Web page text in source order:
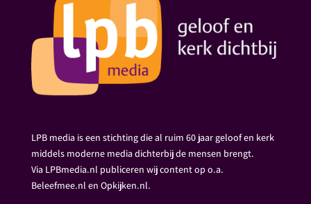
LPB media is een stichting die al ruim 60 jaar geloof en kerk
middels moderne media dichterbij de mensen brengt.
Via LPBmedia.nl publiceren wij content op o.a.
Beleefmee.nl en Opkijken.nl.